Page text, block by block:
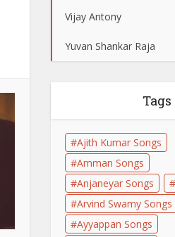
Vijay Antony
Yuvan Shankar Raja
Tags
Ajith Kumar Songs
Amman Songs
Anjaneyar Songs
Arvind Swamy Songs
Ayyappan Songs